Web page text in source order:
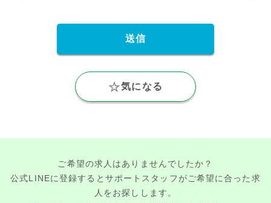
気になる
ご希望の求人はありませんでしたか？
公式LINEに登録するとサポートスタッフがご希望に合った求
人をお探しします。